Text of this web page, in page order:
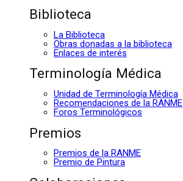
Biblioteca
La Biblioteca
Obras donadas a la biblioteca
Enlaces de interés
Terminología Médica
Unidad de Terminología Médica
Recomendaciones de la RANME
Foros Terminológicos
Premios
Premios de la RANME
Premio de Pintura